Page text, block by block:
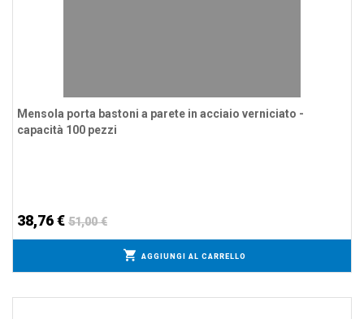
Mensola porta bastoni a parete in acciaio verniciato -
capacità 100 pezzi
38,76 € 51,00 €
AGGIUNGI AL CARRELLO